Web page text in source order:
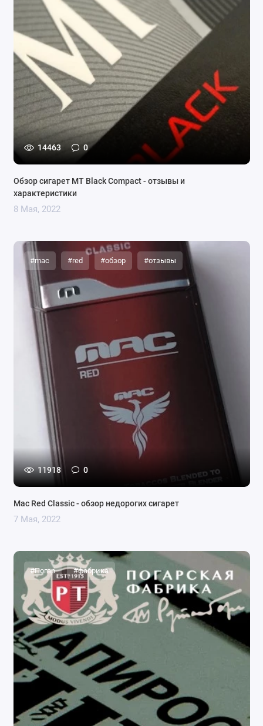
14463 0
Обзор сигарет MT Black Compact - отзывы и
характеристики
8 Мая, 2022
#mac #red #обзор #отзывы
11918 0
Mac Red Classic - обзор недорогих сигарет
7 Мая, 2022
#Погар #фабрика